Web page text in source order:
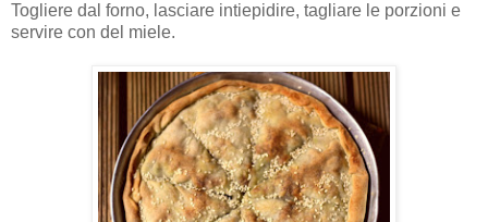
Togliere dal forno, lasciare intiepidire, tagliare le porzioni e
servire con del miele.